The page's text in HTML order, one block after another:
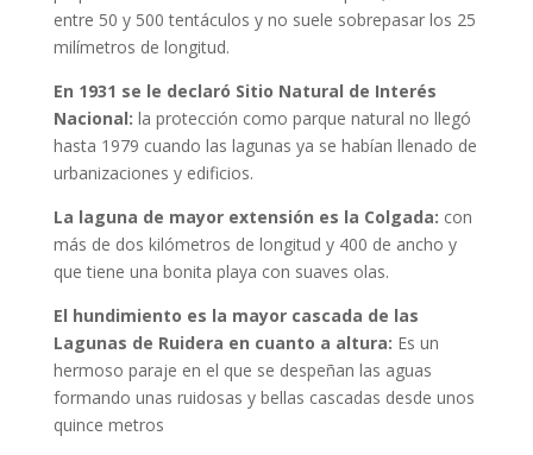
entre 50 y 500 tentáculos y no suele sobrepasar los 25
milímetros de longitud.
En 1931 se le declaró Sitio Natural de Interés
Nacional: la protección como parque natural no llegó
hasta 1979 cuando las lagunas ya se habían llenado de
urbanizaciones y edificios.
La laguna de mayor extensión es la Colgada: con
más de dos kilómetros de longitud y 400 de ancho y
que tiene una bonita playa con suaves olas.
El hundimiento es la mayor cascada de las
Lagunas de Ruidera en cuanto a altura: Es un
hermoso paraje en el que se despeñan las aguas
formando unas ruidosas y bellas cascadas desde unos
quince metros